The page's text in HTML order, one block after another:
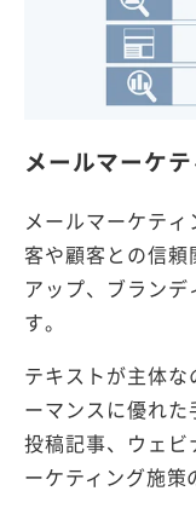
メールマーケ
メールマーケテ
客や顧客との信
アップ、ブラン
す。
テキストが主体
ーマンスに優れ
投稿記事、ウェ
ーケティング施策